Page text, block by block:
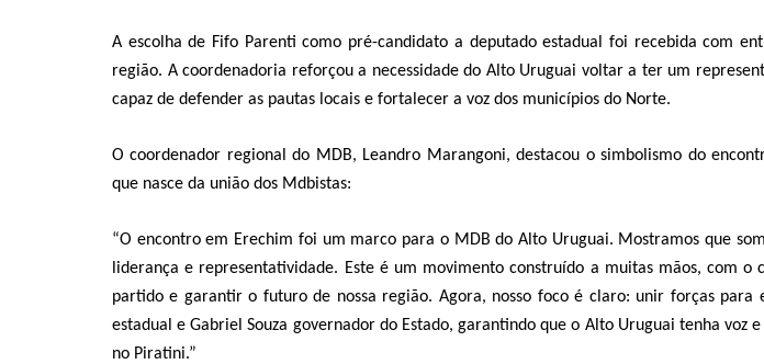
A escolha de Fifo Parenti como pré-candidato a deputado estadual foi recebida com
região. A coordenadoria reforçou a necessidade do Alto Uruguai voltar a ter um
capaz de defender as pautas locais e fortalecer a voz dos municípios do Norte.
O coordenador regional do MDB, Leandro Marangoni, destacou o simbolismo do
que nasce da união dos Mdbistas:
“O encontro em Erechim foi um marco para o MDB do Alto Uruguai. Mostramos que
liderança e representatividade. Este é um movimento construído a muitas mãos, com o
partido e garantir o futuro de nossa região. Agora, nosso foco é claro: unir forças para
estadual e Gabriel Souza governador do Estado, garantindo que o Alto Uruguai tenha voz
no Piratini.”